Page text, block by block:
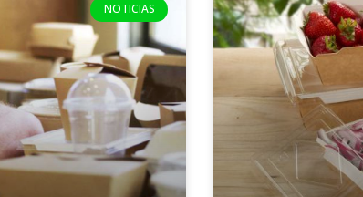
NOTICIAS